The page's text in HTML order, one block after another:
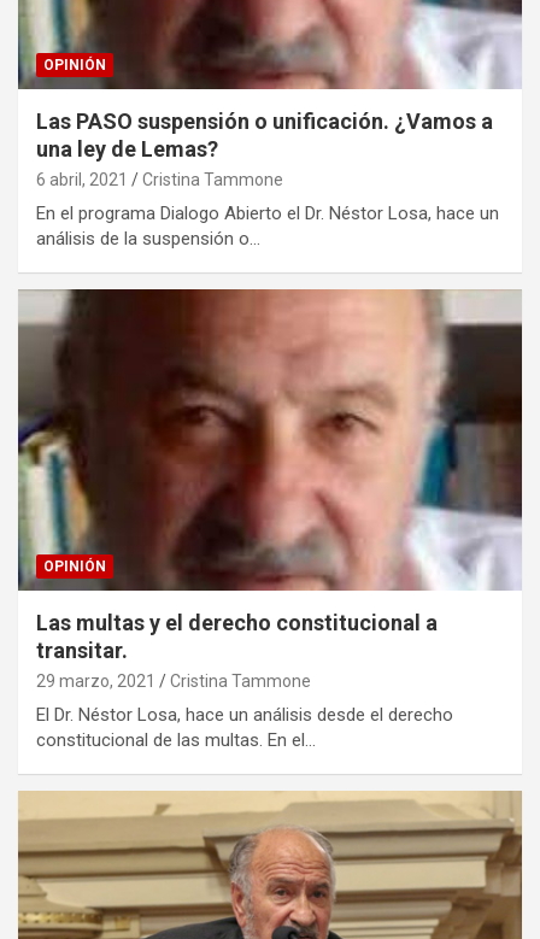
OPINIÓN
Las PASO suspensión o unificación. ¿Vamos a
una ley de Lemas?
6 abril, 2021 Cristina Tammone
En el programa Dialogo Abierto el Dr. Néstor Losa, hace un
análisis de la suspensión o…
OPINIÓN
Las multas y el derecho constitucional a
transitar.
29 marzo, 2021 Cristina Tammone
El Dr. Néstor Losa, hace un análisis desde el derecho
constitucional de las multas. En el…